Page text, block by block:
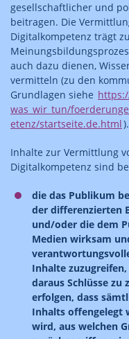
gesellschaftlicher und
beitragen. Die
Digitalkompetenz trägt
auch dazu dienen,
vermitteln (zu den
Grundlagen siehe
was_wir_tun/
etenz/startseite.de.html).
Inhalte zur Vermittlung
Digitalkompetenz sind
die das Publikum
der differenzierten
und/oder die dem
Medien wirksam
Inhalte
daraus Schlüsse zu
erfolgen, dass
Inhalts offengelegt
wird, aus welchen